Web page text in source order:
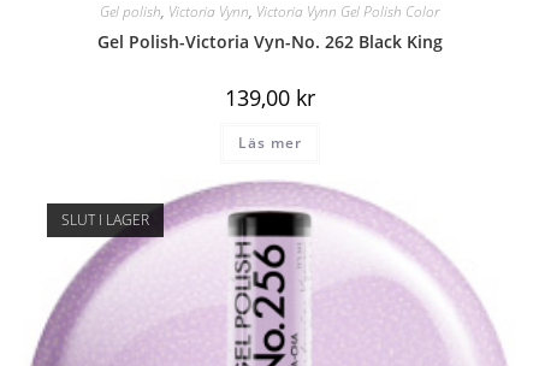
Gel polish, Victoria Vynn, Victoria Vynn Gel Polish Color
Gel Polish-Victoria Vyn-No. 262 Black King
139,00 kr
Läs mer
SLUT I LAGER